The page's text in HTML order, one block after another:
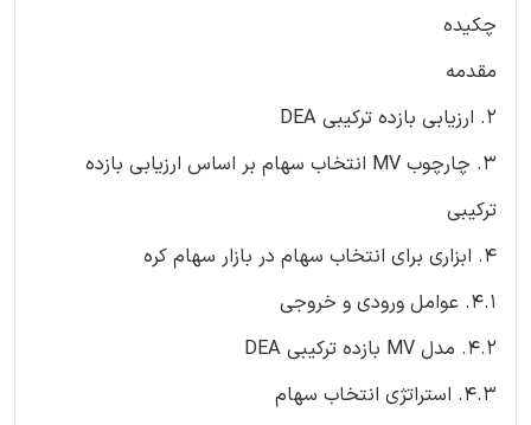
چکیده
مقدمه
2. ارزیابی بازده ترکیبی DEA
3. چارچوب MV انتخاب سهام بر اساس ارزیابی بازده
ترکیبی
4. ابزاری برای انتخاب سهام در بازار سهام کره
4.1. عوامل ورودی و خروجی
4.2. مدل MV بازده ترکیبی DEA
4.3. استراتژی انتخاب سهام